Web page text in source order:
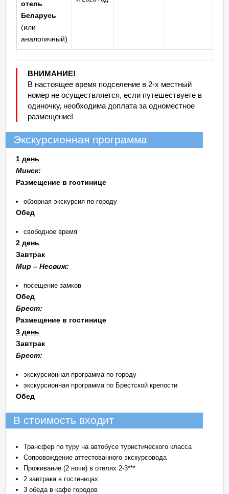
отель
Беларусь
(или
аналогичный)
ВНИМАНИЕ!
В настоящее время подселение в 2-х местный
номер не осуществляется, если путешествуете в
одиночку, необходима доплата за одноместное
размещение!
Экскурсионная программа
1 день
Минск:
Размещение в гостинице
обзорная экскурсия по городу
Обед
свободное время
2 день
Завтрак
Мир – Несвиж:
посещение замков
Обед
Брест:
Размещение в гостинице
3 день
Завтрак
Брест:
экскурсионная программа по городу
экскурсионная программа по Брестской крепости
Обед
В стоимость входит
Трансфер по туру на автобусе туристического класса
Сопровождение аттестованного экскурсовода
Проживание (2 ночи) в отелях 2-3***
2 завтрака в гостиницах
3 обеда в кафе городов